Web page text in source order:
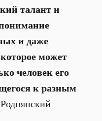
талант и
и даже
может
человек его
к разным